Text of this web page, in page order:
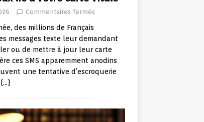
Commentaires fermés
des millions de Français
messages texte leur demandant
ou de mettre à jour leur carte
ces SMS apparemment anodins
une tentative d’escroquerie
[…]